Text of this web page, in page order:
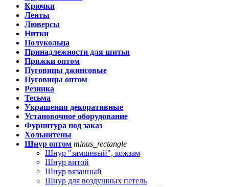
Крючки
Ленты
Люверсы
Нитки
Полукольца
Принадлежности для шитья
Пряжки оптом
Пуговицы джинсовые
Пуговицы оптом
Резинка
Тесьма
Украшения декоративные
Установочное оборудование
Фурнитура под заказ
Хольнитены
Шнур оптом minus_rectangle
Шнур "замшевый", кожзам
Шнур витой
Шнур вязанный
Шнур для воздушных петель